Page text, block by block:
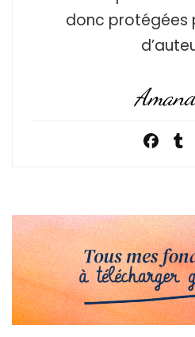
donc protégées